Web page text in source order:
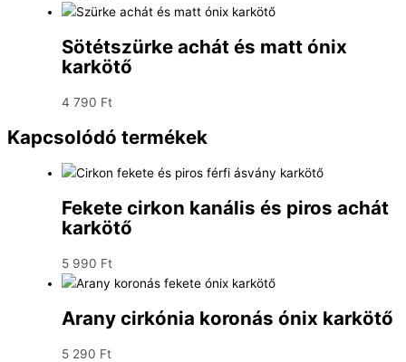
Sötétszürke achát és matt ónix
karkötő
4 790 Ft
Kapcsolódó termékek
Fekete cirkon kanális és piros achát
karkötő
5 990 Ft
Arany cirkónia koronás ónix karkötő
5 290 Ft